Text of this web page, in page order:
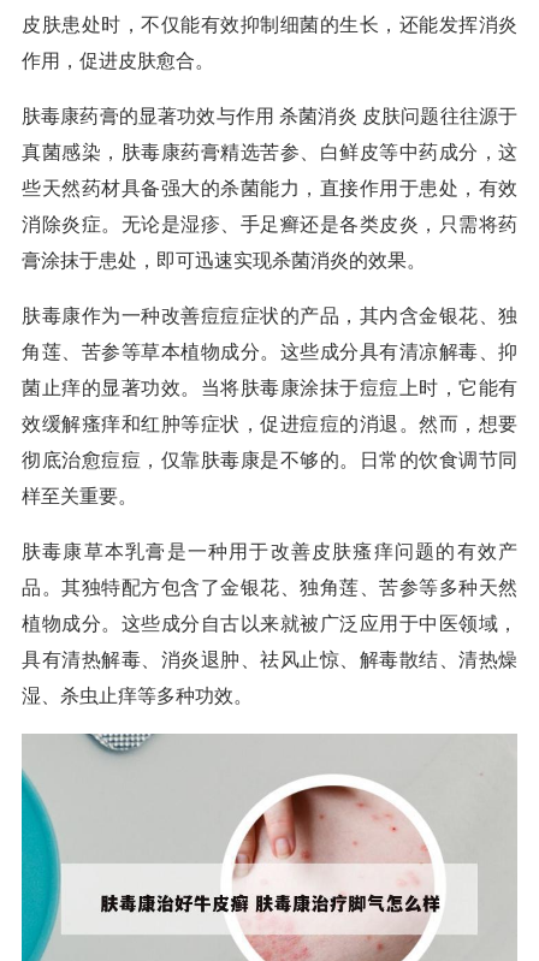
皮肤患处时，不仅能有效抑制细菌的生长，还能发挥消炎
作用，促进皮肤愈合。
肤毒康药膏的显著功效与作用 杀菌消炎 皮肤问题往往源于
真菌感染，肤毒康药膏精选苦参、白鲜皮等中药成分，这
些天然药材具备强大的杀菌能力，直接作用于患处，有效
消除炎症。无论是湿疹、手足癣还是各类皮炎，只需将药
膏涂抹于患处，即可迅速实现杀菌消炎的效果。
肤毒康作为一种改善痘痘症状的产品，其内含金银花、独
角莲、苦参等草本植物成分。这些成分具有清凉解毒、抑
菌止痒的显著功效。当将肤毒康涂抹于痘痘上时，它能有
效缓解瘙痒和红肿等症状，促进痘痘的消退。然而，想要
彻底治愈痘痘，仅靠肤毒康是不够的。日常的饮食调节同
样至关重要。
肤毒康草本乳膏是一种用于改善皮肤瘙痒问题的有效产
品。其独特配方包含了金银花、独角莲、苦参等多种天然
植物成分。这些成分自古以来就被广泛应用于中医领域，
具有清热解毒、消炎退肿、祛风止惊、解毒散结、清热燥
湿、杀虫止痒等多种功效。